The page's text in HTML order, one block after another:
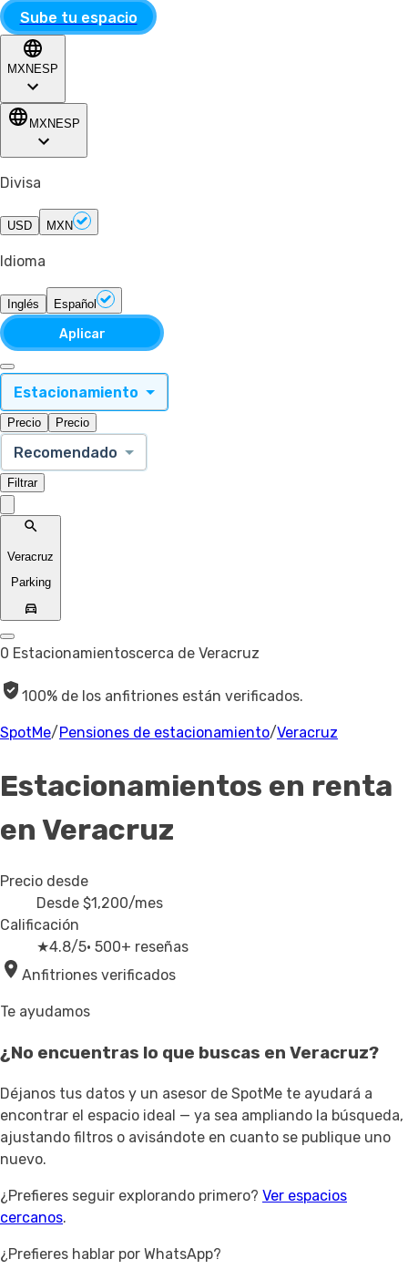
Sube tu espacio
MXN ESP
MXN ESP
Divisa
USD MXN
Idioma
Inglés Español
Aplicar
Estacionamiento
Precio Precio
Recomendado
Filtrar
Veracruz
Parking
0 Estacionamientoscerca de Veracruz
100% de los anfitriones están verificados.
SpotMe/ Pensiones de estacionamiento/Veracruz
Estacionamientos en renta
en Veracruz
Precio desde
Desde $1,200/mes
Calificación
★4.8/5· 500+ reseñas
Anfitriones verificados
Te ayudamos
¿No encuentras lo que buscas en Veracruz?
Déjanos tus datos y un asesor de SpotMe te ayudará a
encontrar el espacio ideal — ya sea ampliando la búsqueda,
ajustando filtros o avisándote en cuanto se publique uno
nuevo.
¿Prefieres seguir explorando primero? Ver espacios
cercanos.
¿Prefieres hablar por WhatsApp?